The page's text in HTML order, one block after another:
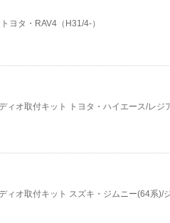
ヨタ・RAV4（H31/4-）
ィオ取付キット トヨタ・ハイエース/レジ
ィオ取付キット スズキ・ジムニー(64系)/